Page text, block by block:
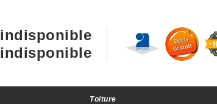
indisponible
indisponible
Toiture